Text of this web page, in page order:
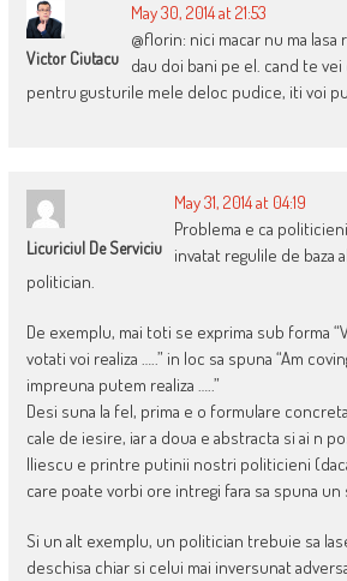
Victor Ciutacu
May 30, 2014 at 21:53
@florin: nici macar nu ma
dau doi bani pe el. cand te
pentru gusturile mele deloc pudice, iti voi
Licuriciul De Serviciu
May 31, 2014 at 04:19
Problema e ca
invatat regulile de baza
politician.
De exemplu, mai toti se exprima sub forma
votati voi realiza …..” in loc sa spuna “Am
impreuna putem realiza …..”
Desi suna la fel, prima e o formulare
cale de iesire, iar a doua e abstracta si ai n
Iliescu e printre putinii nostri politicieni
care poate vorbi ore intregi fara sa spuna
Si un alt exemplu, un politician trebuie sa
deschisa chiar si celui mai inversunat